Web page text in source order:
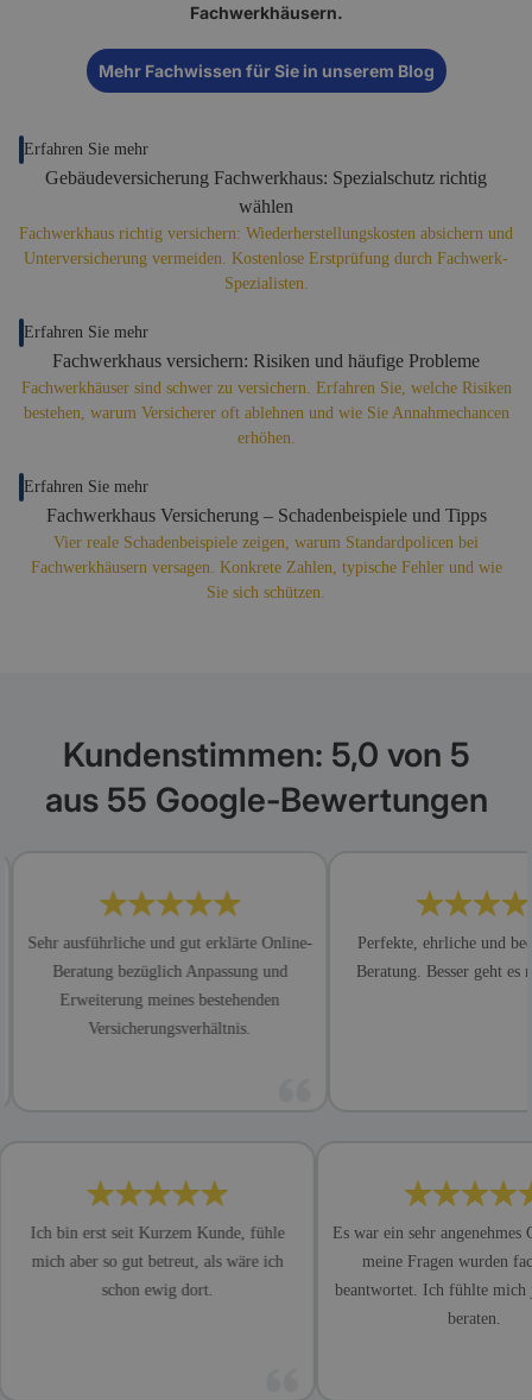
Fachwerkhäusern.
Mehr Fachwissen für Sie in unserem Blog
Erfahren Sie mehr
Gebäudeversicherung Fachwerkhaus: Spezialschutz richtig
wählen
Fachwerkhaus richtig versichern: Wiederherstellungskosten absichern und
Unterversicherung vermeiden. Kostenlose Erstprüfung durch Fachwerk-
Spezialisten.
Erfahren Sie mehr
Fachwerkhaus versichern: Risiken und häufige Probleme
Fachwerkhäuser sind schwer zu versichern. Erfahren Sie, welche Risiken
bestehen, warum Versicherer oft ablehnen und wie Sie Annahmechancen
erhöhen.
Erfahren Sie mehr
Fachwerkhaus Versicherung – Schadenbeispiele und Tipps
Vier reale Schadenbeispiele zeigen, warum Standardpolicen bei
Fachwerkhäusern versagen. Konkrete Zahlen, typische Fehler und wie
Sie sich schützen.
Kundenstimmen: 5,0 von 5
aus 55 Google-Bewertungen
ausführliche und gut erklärte Online-
Beratung bezüglich Anpassung und
Erweiterung meines bestehenden
Versicherungsverhältnis.
Perfekte, ehrliche und
Beratung. Besser geht es nicht.
Ich bin erst seit Kurzem Kunde, fühle
mich aber so gut betreut, als wäre ich
schon ewig dort.
Es war ein sehr
meine Fragen
beantwortet. Ich